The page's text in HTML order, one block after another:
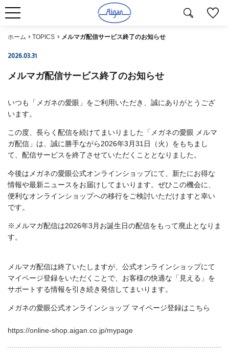
ホーム TOPICS メルマガ配信サービス終了のお知らせ
2026.03.31
メルマガ配信サービス終了のお知らせ
いつも「メガネの愛眼」をご利用いただき、誠にありがとうござ
います。
この度、長らく配信を続けてまいりました「メガネの愛眼 メルマ
ガ配信」は、誠に勝手ながら2026年3月31日（火）をもちまし
て、配信サービスを終了させていただくこととなりました。
今後はメガネの愛眼公式オンラインショップにて、新たにお得な
情報や最新ニュースをお届けしてまいります。ぜひこの機会に、
便利なオンラインショップへの移行をご検討いただけますと幸い
です。
※メルマガ配信は2026年3月お誕生日の配信をもって廃止となりま
す。
メルマガ配信は終了いたしますが、公式オンラインショップにて
マイページ登録をいただくことで、お客様の快適な「見える」を
サポートする情報を引き続き発信してまいります。
メガネの愛眼公式オンラインショップ マイページ登録はこちら
https://online-shop.aigan.co.jp/mypage